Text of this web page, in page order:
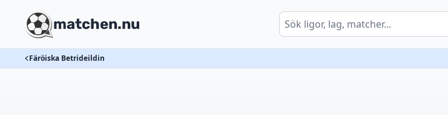
matchen.nu
Färöiska Betrideildin